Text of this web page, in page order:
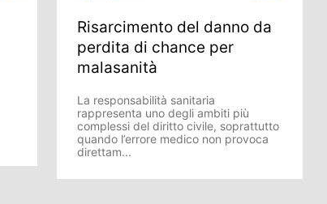
Risarcimento del danno da
perdita di chance per
malasanità
La responsabilità sanitaria
rappresenta uno degli ambiti più
complessi del diritto civile, soprattutto
quando l’errore medico non provoca
direttam...